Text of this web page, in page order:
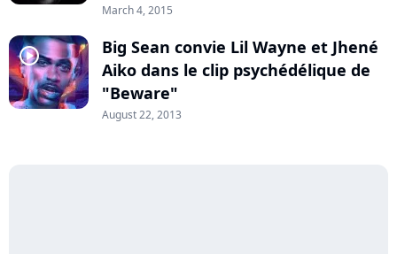
March 4, 2015
player2
Big Sean convie Lil Wayne et Jhené
Aiko dans le clip psychédélique de
"Beware"
August 22, 2013